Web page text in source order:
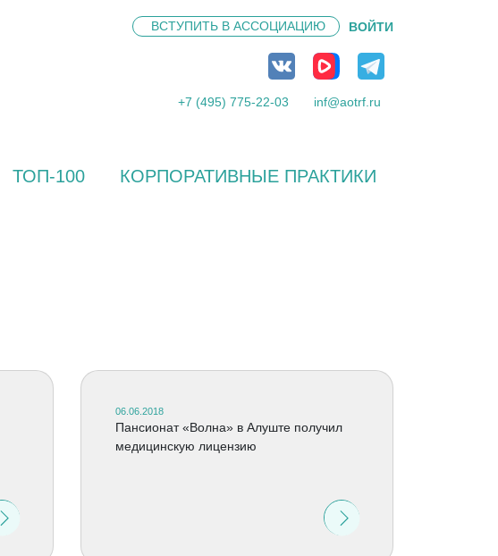
ВСТУПИТЬ В АССОЦИАЦИЮ ВОЙТИ
+7 (495) 775-22-03 inf@aotrf.ru
ТОП-100 КОРПОРАТИВНЫЕ ПРАКТИКИ
06.06.2018
Пансионат «Волна» в Алуште получил
медицинскую лицензию